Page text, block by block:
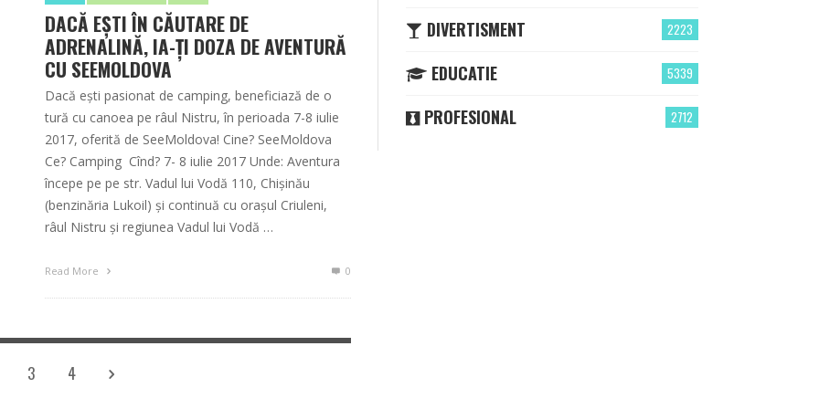
DACĂ EŞTI ÎN CĂUTARE DE
ADRENALINĂ, IA-ŢI DOZA DE AVENTURĂ
CU SEEMOLDOVA
Dacă ești pasionat de camping, beneficiază de o
tură cu canoea pe râul Nistru, în perioada 7-8 iulie
2017, oferită de SeeMoldova! Cine? SeeMoldova
Ce? Camping Cînd? ​7- 8 iulie 2017 Unde: Aventura
începe pe pe str. Vadul lui Vodă 110, Chișinău
(benzinăria Lukoil) și continuă cu orașul Criuleni,
râul Nistru și regiunea Vadul lui Vodă …
Read More 0
3 4
2223
DIVERTISMENT
5339
EDUCATIE
2712
PROFESIONAL